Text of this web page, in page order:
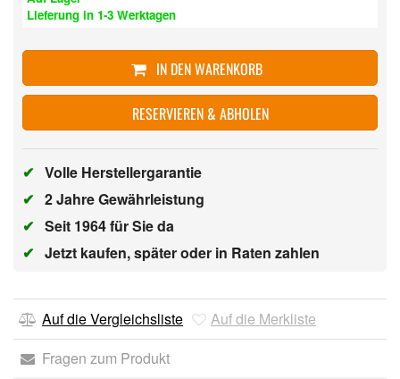
Lieferung in 1-3 Werktagen
IN DEN WARENKORB
RESERVIEREN & ABHOLEN
✔ Volle Herstellergarantie
✔ 2 Jahre Gewährleistung
✔ Seit 1964 für Sie da
✔ Jetzt kaufen, später oder in Raten zahlen
Auf die Vergleichsliste
Auf die Merkliste
Fragen zum Produkt